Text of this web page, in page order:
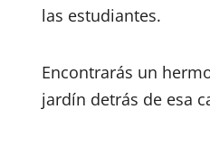
las estudiantes.
Encontrarás un
jardín detrás de esa